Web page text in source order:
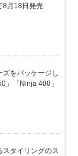
8月18日発売
ズをパッケージし
」「Ninja 400」
スタイリングのス